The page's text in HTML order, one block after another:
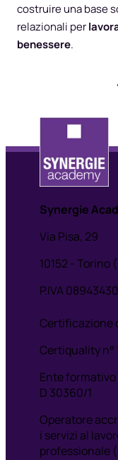
costruire una base
relazionali per
benessere.
Synergie
Via Pisa, 29
10152 - Torino
P.IVA
Certificazione
Certiquality n°
Ente
D 30360/1
Operatore
i servizi al
professionale